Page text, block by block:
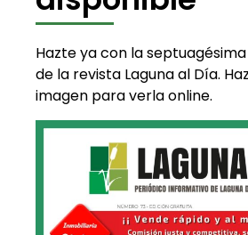
Hazte ya con la
de la revista Laguna al Día.
imagen para verla online.